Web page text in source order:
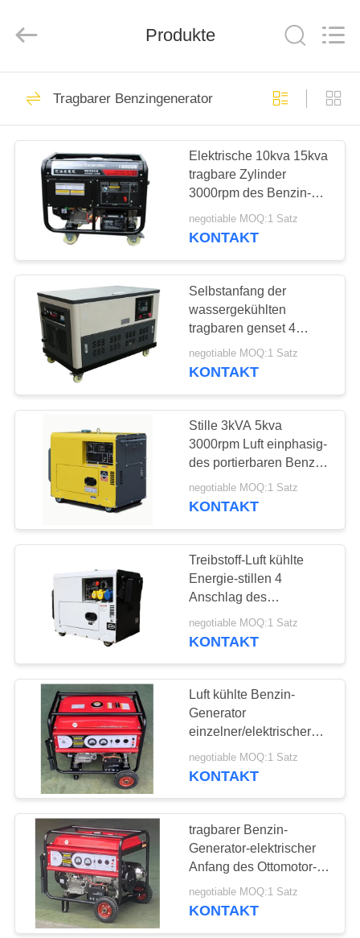
HAUS
PRODUKTE
ÜBER
UNS
FABRIK-
AUSFLUG
QUALITÄTSKONTROLLE
TRETEN
SIE
VERBINDUNG
FORDERN
SIE EIN
ZITAT
SITEMAP
PRIVACY
POLICY
Ltd..
Genset-
Dieselgenerator
243
Diesel-Schweißer-
Generator
78
PERKINS Diesel
Generator
cummins
Dieselgenerator
Erdgasgenerator
Produkte
Tragbarer Benzingenerator
Elektrische 10kva 15kva
tragbare Zylinder
3000rpm des Benzin-
Generator-Mobile-zwei
negotiable MOQ:1 Satz
KONTAKT
Selbstanfang der
wassergekühlten
tragbaren genset 4
Generator des Benzins
30kw
negotiable MOQ:1 Satz
KONTAKT
Stille 3kVA 5kva
3000rpm Luft einphasig-
des portierbaren Benzin-
Generator-abgekühlt
negotiable MOQ:1 Satz
KONTAKT
Treibstoff-Luft kühlte
Energie-stillen 4
Anschlag des
Maschinen-
gasbetriebene
negotiable MOQ:1 Satz
KONTAKT
Luft kühlte Benzin-
Generator
einzelner/elektrischer
Dreiphasiganfang von 5
KVA ab
negotiable MOQ:1 Satz
KONTAKT
tragbarer Benzin-
Generator-elektrischer
Anfang des Ottomotor-
6kw für Haus
negotiable MOQ:1 Satz
KONTAKT